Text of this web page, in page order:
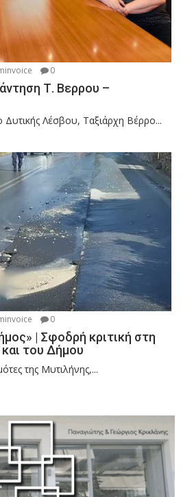
0
Τ. Βερρου –
Λέσβου, Ταξιάρχη Βέρρο...
0
| Σφοδρή κριτική στη
του Δήμου
της Μυτιλήνης,...